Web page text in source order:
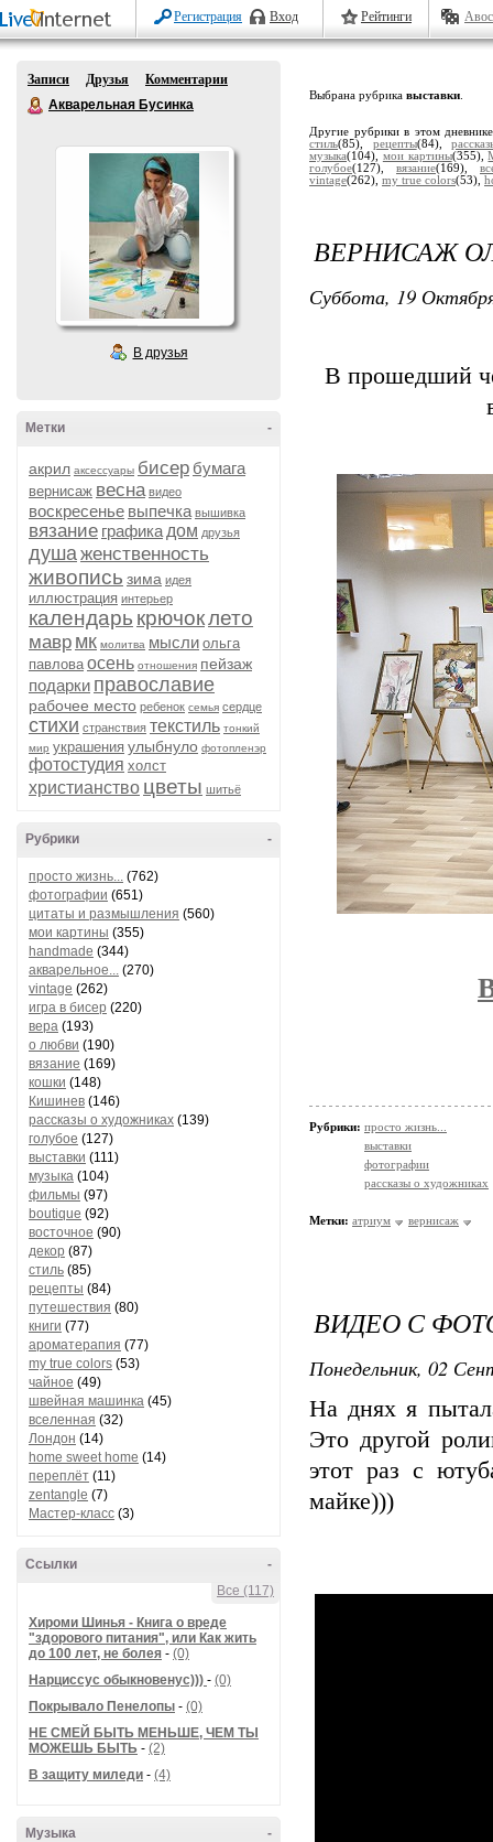
Регистрация Вход Рейтинги
Записи Друзья
Комментарии
Акварельная Бусинка
В друзья
-
Метки
акрил аксессуары бисер бумага
вернисаж весна видео
воскресенье выпечка вышивка
вязание графика дом друзья
душаженственность
живопись зима идея
иллюстрация интерьер
календарь крючоклето
мавр мк молитва мысли ольга
павлова осень отношения пейзаж
подарки православие
рабочее место ребенок семья сердце
стихи странствия текстиль тонкий
мир украшения улыбнуло фотопленэр
фотостудия холст
христианство цветы шитьё
-
Рубрики
просто жизнь... (762)
фотографии (651)
цитаты и размышления (560)
мои картины (355)
handmade (344)
акварельное... (270)
vintage (262)
игра в бисер (220)
вера (193)
о любви (190)
вязание (169)
кошки (148)
Кишинев (146)
рассказы о художниках (139)
голубое (127)
выставки (111)
музыка (104)
фильмы (97)
boutique (92)
восточное (90)
декор (87)
стиль (85)
рецепты (84)
путешествия (80)
книги (77)
ароматерапия (77)
my true colors (53)
чайное (49)
швейная машинка (45)
вселенная (32)
Лондон (14)
home sweet home (14)
переплёт (11)
zentangle (7)
Мастер-класс (3)
-
Ссылки
Все (117)
Хироми Шинья - Книга о вреде
"здорового питания", или Как жить
до 100 лет, не болея - (0)
Нарциссус обыкновенус))) - (0)
Покрывало Пенелопы - (0)
НЕ СМЕЙ БЫТЬ МЕНЬШЕ, ЧЕМ ТЫ
МОЖЕШЬ БЫТЬ - (2)
В защиту миледи - (4)
-
Музыка
Выбрана рубрика выставки
Другие рубрики в этом
стиль(85), рецепты(84),
музыка(104), мои картины(355),
голубое(127), вязание(169),
vintage(262), my true colors(53),
ВЕРНИСАЖ
Суббота, 19
В прошедший
Рубрики: просто жизнь...
выставки
фотографии
рассказы о художниках
Метки: атриум вернисаж
ВИДЕО С
Понедельник, 02
На днях я
Это другой
этот раз с
майке)))